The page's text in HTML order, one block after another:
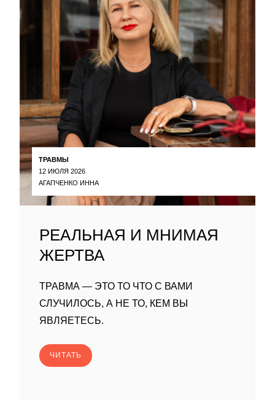
ТРАВМЫ
12 ИЮЛЯ 2026
АГАПЧЕНКО ИННА
РЕАЛЬНАЯ И МНИМАЯ
ЖЕРТВА
ТРАВМА — ЭТО ТО ЧТО С ВАМИ
СЛУЧИЛОСЬ, А НЕ ТО, КЕМ ВЫ
ЯВЛЯЕТЕСЬ.
ЧИТАТЬ